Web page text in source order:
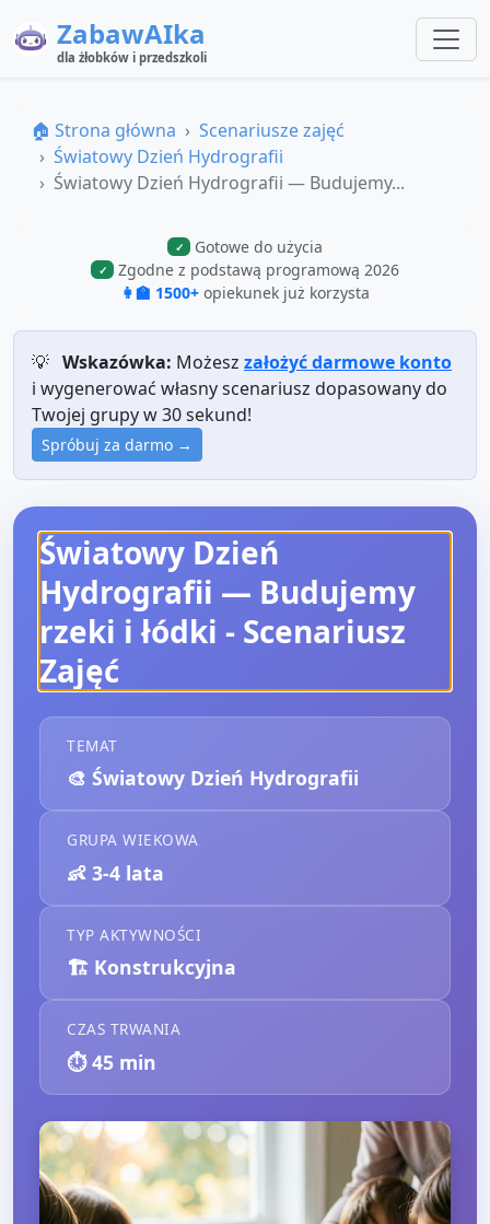
ZabawAIka
dla żłobków i przedszkoli
🏠 Strona główna
Scenariusze zajęć
Światowy Dzień Hydrografii
Światowy Dzień Hydrografii — Budujemy...
✓ Gotowe do użycia
✓
Zgodne z podstawą programową 2026
👩‍🏫 1500+ opiekunek już korzysta
💡 Wskazówka: Możesz założyć darmowe konto
i wygenerować własny scenariusz dopasowany do
Twojej grupy w 30 sekund!
Spróbuj za darmo →
Światowy Dzień
Hydrografii — Budujemy
rzeki i łódki - Scenariusz
Zajęć
TEMAT
🎨 Światowy Dzień Hydrografii
GRUPA WIEKOWA
👶 3-4 lata
TYP AKTYWNOŚCI
🏗️ Konstrukcyjna
CZAS TRWANIA
⏱️45 min